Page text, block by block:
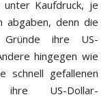
Kaufdruck, je
abgaben, denn die
ihre US-
hingegen wie
schnell gefallenen
US-Dollar-